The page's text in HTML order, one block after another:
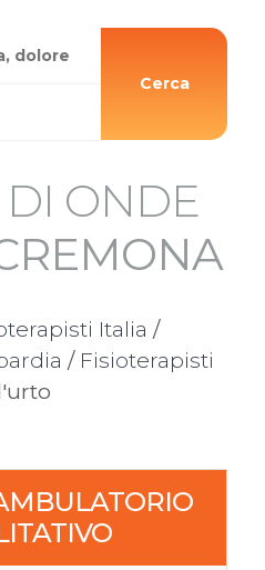
Cerca
ONDE
Italia /
/ Fisioterapisti